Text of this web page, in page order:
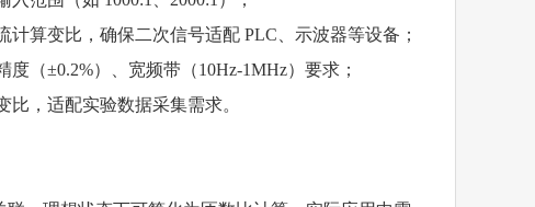
算变比，确保二次信号适配 PLC、示波器等设备；
（±0.2%）、宽频带（10Hz-1MHz）要求；
，适配实验数据采集需求。